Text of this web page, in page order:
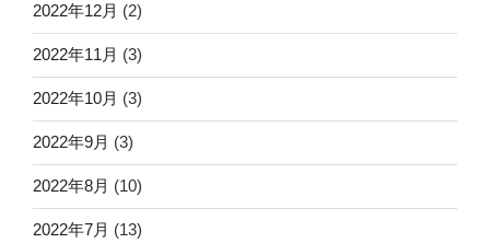
2022年12月 (2)
2022年11月 (3)
2022年10月 (3)
2022年9月 (3)
2022年8月 (10)
2022年7月 (13)